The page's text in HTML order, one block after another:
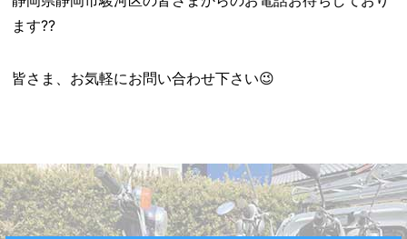
ます??
皆さま、お気軽にお問い合わせ下さい😉